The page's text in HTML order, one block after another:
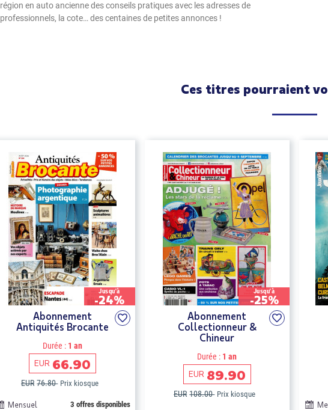
région en auto ancienne des conseils pratiques avec les adresses de
professionnels, la cote… des centaines de petites annonces !
Ces titres pourraient
Jusqu'à
-24%
Abonnement
Antiquités Brocante
Durée :1 an
EUR 66.90
EUR 76.80 Prix kiosque
Mensuel 3 offres disponibles
Jusqu'à
-25%
Abonnement
Collectionneur &
Chineur
Durée : 1 an
EUR 89.90
EUR 108.00 Prix kiosque